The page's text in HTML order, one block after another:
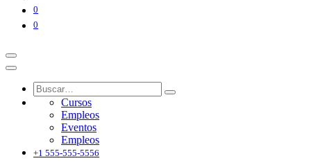
0
0
Cursos
Empleos
Eventos
Empleos
+1 555-555-5556